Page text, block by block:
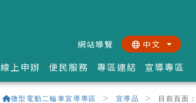
:::網站導覽 中文
線上申辦 便民服務 專區連結 宣導專區
微型電動二輪車宣導專區 宣導品 目前頁面